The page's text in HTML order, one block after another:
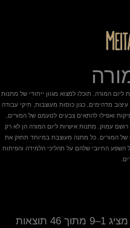
המורה, תוכלו למצוא מגוון ייחודי של מתנות
מדהימים, כגון כוסות מעוצבות, תיקי עבודה
ואפילו להתאים צבעים לטעמם של המורים,
עמוק. מתנות אישיות ליום המורה הן לא רק
של המורים. כל מתנה מעוצבת במיוחד תחזק את
השפע החיובי שלהם על תהליכי הלמידה והפיתוח
מציג 1–9 מתוך 46 תוצאות